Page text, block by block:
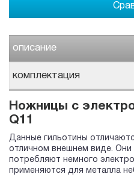
описание
комплектация
Ножницы с
Q11
Данные гильотины
отличном внешнем виде. Они
потребляют немного
применяются для металла